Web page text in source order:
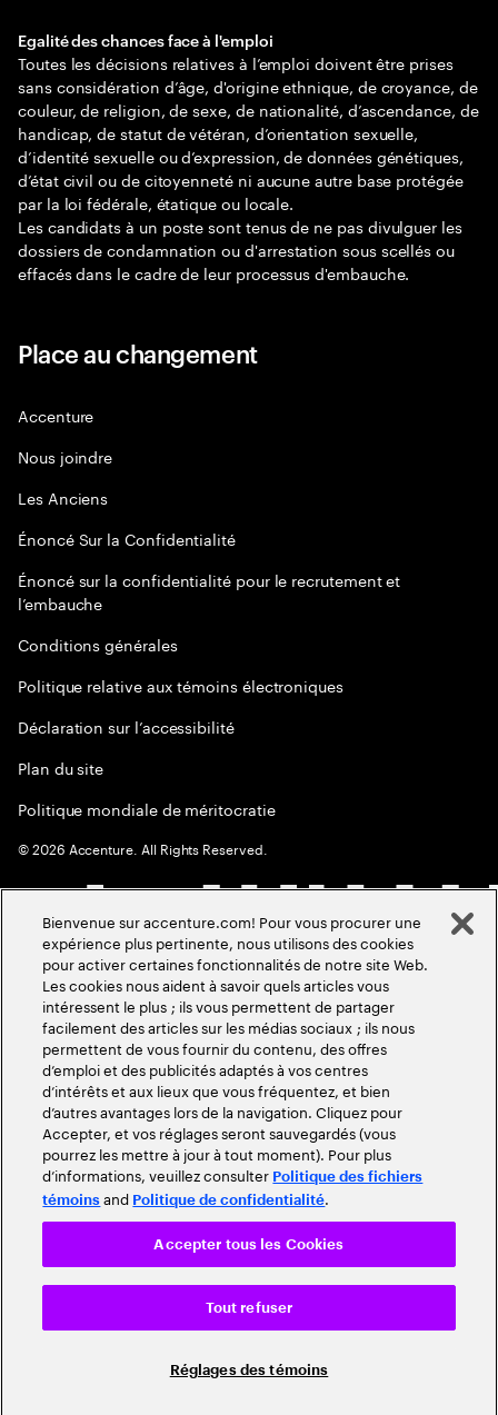
Egalité des chances face à l'emploi
Toutes les décisions relatives à l’emploi doivent être prises
sans considération d’âge, d'origine ethnique, de croyance, de
couleur, de religion, de sexe, de nationalité, d’ascendance, de
handicap, de statut de vétéran, d’orientation sexuelle,
d’identité sexuelle ou d’expression, de données génétiques,
d’état civil ou de citoyenneté ni aucune autre base protégée
par la loi fédérale, étatique ou locale.
Les candidats à un poste sont tenus de ne pas divulguer les
dossiers de condamnation ou d'arrestation sous scellés ou
effacés dans le cadre de leur processus d'embauche.
Place au changement
Accenture
Nous joindre
Les Anciens
Énoncé Sur la Confidentialité
Énoncé sur la confidentialité pour le recrutement et
l’embauche
Conditions générales
Politique relative aux témoins électroniques
Déclaration sur l’accessibilité
Plan du site
Politique mondiale de méritocratie
©2026 Accenture. All Rights Reserved.
Bienvenue sur accenture.com! Pour vous procurer une
expérience plus pertinente, nous utilisons des cookies
pour activer certaines fonctionnalités de notre site Web.
Les cookies nous aident à savoir quels articles vous
intéressent le plus ; ils vous permettent de partager
facilement des articles sur les médias sociaux ; ils nous
permettent de vous fournir du contenu, des offres
d’emploi et des publicités adaptés à vos centres
d’intérêts et aux lieux que vous fréquentez, et bien
d’autres avantages lors de la navigation. Cliquez pour
Accepter, et vos réglages seront sauvegardés (vous
pourrez les mettre à jour à tout moment). Pour plus
d’informations, veuillez consulter Politique des fichiers
témoins and Politique de confidentialité.
Réglages des témoins
Tout refuser
Accepter tous les Cookies